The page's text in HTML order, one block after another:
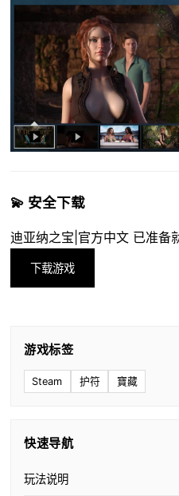
💫 安全下载
迪亚纳之宝|官方中文 已准备
下载游戏
游戏标签
Steam 护符 寶藏
快速导航
玩法说明